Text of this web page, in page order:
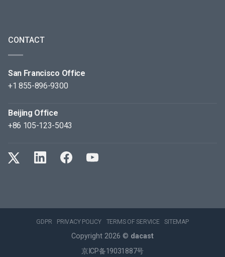
CONTACT
San Francisco Office
+1 855-896-9300
Beijing Office
+86 105-123-5043
GDPR PRIVACY POLICY TERMS OF SERVICE SITEMAP
Copyright 2026 © dacast
京ICP备19031887号